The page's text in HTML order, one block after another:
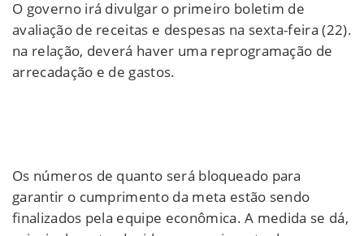
O governo irá divulgar o primeiro boletim de
avaliação de receitas e despesas na sexta-feira (22).
na relação, deverá haver uma reprogramação de
arrecadação e de gastos.
Os números de quanto será bloqueado para
garantir o cumprimento da meta estão sendo
finalizados pela equipe econômica. A medida se dá,